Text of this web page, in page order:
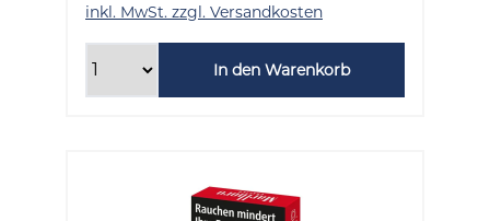
inkl. MwSt. zzgl. Versandkosten
In den Warenkorb